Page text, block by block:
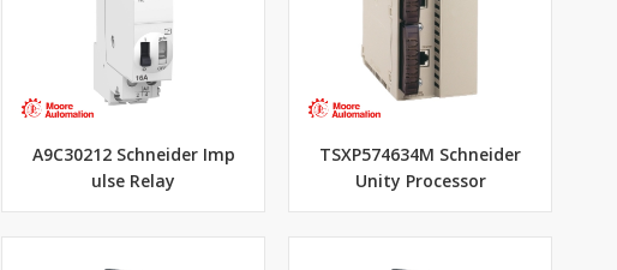
A9C30212 Schneider Imp
ulse Relay
TSXP574634M Schneider
Unity Processor